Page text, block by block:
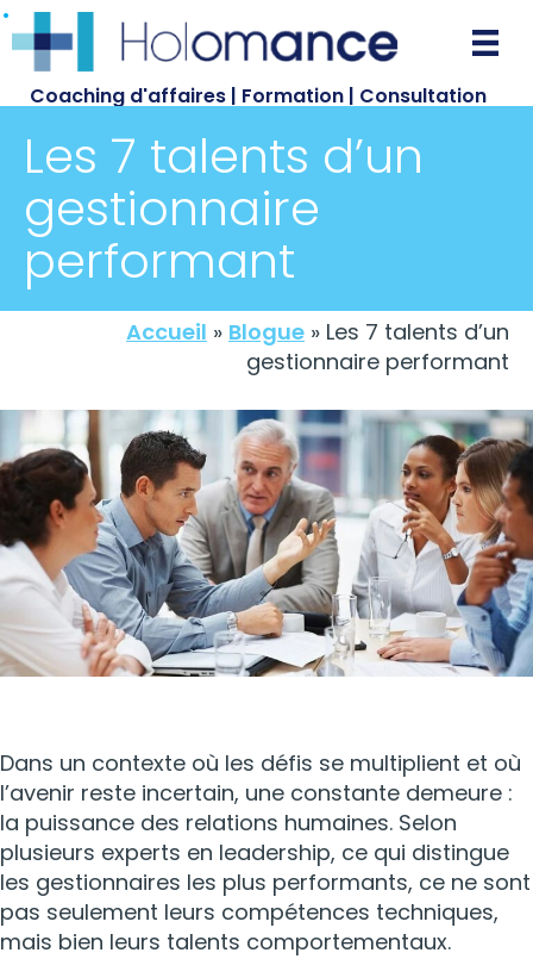
Passer
au
contenu
principal
Coaching d'affaires | Formation | Consultation
Les 7 talents d’un
gestionnaire
performant
Accueil » Blogue » Les 7 talents d’un
gestionnaire performant
Dans un contexte où les défis se multiplient et où
l’avenir reste incertain, une constante demeure :
la puissance des relations humaines. Selon
plusieurs experts en leadership, ce qui distingue
les gestionnaires les plus performants, ce ne sont
pas seulement leurs compétences techniques,
mais bien leurs talents comportementaux.